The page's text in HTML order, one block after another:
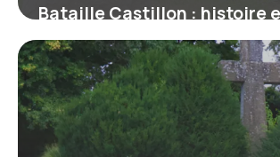
Bataille Castillon : histoire
2026
16 juin 2026